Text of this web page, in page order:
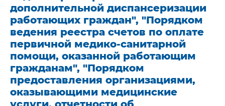
дополнительной диспансеризации
работающих граждан", "Порядком
ведения реестра счетов по оплате
первичной медико-санитарной
помощи, оказанной работающим
гражданам", "Порядком
предоставления организациями,
оказывающими медицинские